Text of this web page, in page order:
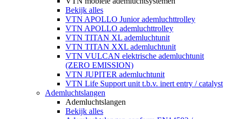
Bekijk alles
VTN APOLLO Junior ademluchttrolley
VTN APOLLO ademluchttrolley
VTN TITAN XL ademluchtunit
VTN TITAN XXL ademluchtunit
VTN VULCAN elektrische ademluchtunit
(ZERO EMISSION)
VTN JUPITER ademluchtunit
VTN Life Support unit t.b.v. inert entry / catalyst
Ademluchtslangen
Ademluchtslangen
Bekijk alles